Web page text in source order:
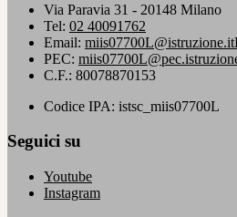
Via Paravia 31 - 20148 Milano
Tel: 02 40091762
Email: miis07700L@istruzione.it
PEC:
C.F.: 80078870153
Codice IPA: istsc_miis07700L
Seguici su
Youtube
Instagram